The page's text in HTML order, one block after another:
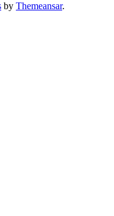
by Themeansar.